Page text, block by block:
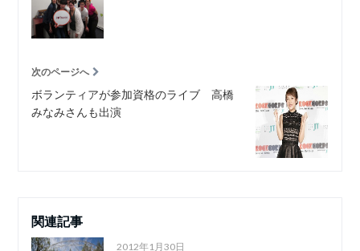
次のページへ
ボランティアが参加資格のライブ 高橋
みなみさんも出演
関連記事
2012年1月30日